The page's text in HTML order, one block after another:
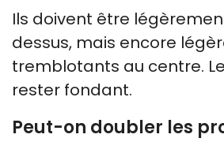
Ils doivent être
dessus, mais encore
tremblotants au centre.
rester fondant.
Peut-on doubler les